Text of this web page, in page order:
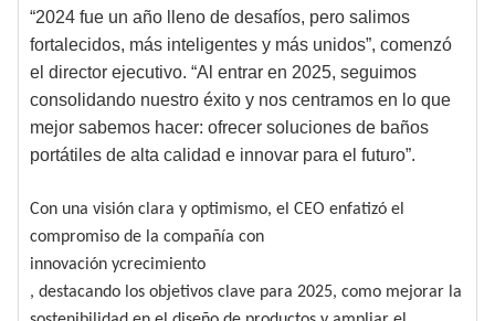
“2024 fue un año lleno de desafíos, pero salimos
fortalecidos, más inteligentes y más unidos”, comenzó
el director ejecutivo. “Al entrar en 2025, seguimos
consolidando nuestro éxito y nos centramos en lo que
mejor sabemos hacer: ofrecer soluciones de baños
portátiles de alta calidad e innovar para el futuro”.
Con una visión clara y optimismo, el CEO enfatizó el
compromiso de la compañía con
innovación ycrecimiento
, destacando los objetivos clave para 2025, como mejorar la